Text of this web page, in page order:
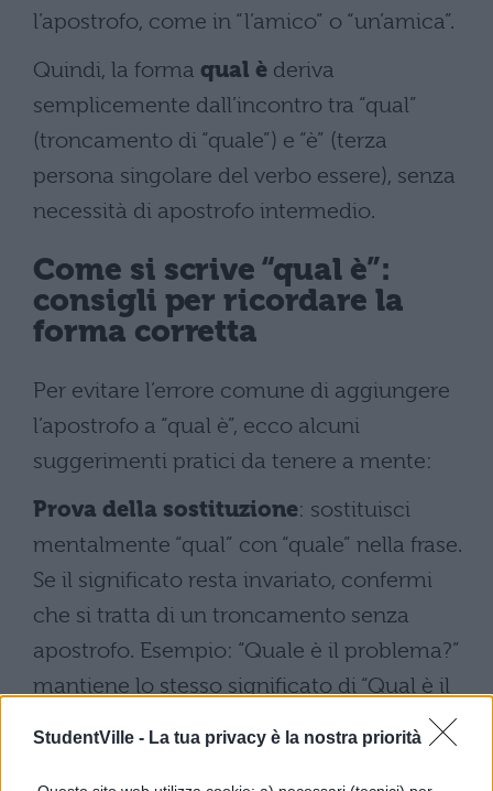
StudentVille - La tua privacy è la nostra priorità
l’apostrofo, come in “l’amico” o “un’amica”.
Quindi, la forma qual è deriva
semplicemente dall’incontro tra “qual”
(troncamento di “quale”) e “è” (terza
persona singolare del verbo essere), senza
necessità di apostrofo intermedio.
Come si scrive “qual è”:
consigli per ricordare la
forma corretta
Per evitare l’errore comune di aggiungere
l’apostrofo a “qual è”, ecco alcuni
suggerimenti pratici da tenere a mente:
Prova della sostituzione: sostituisci
mentalmente “qual” con “quale” nella frase.
Se il significato resta invariato, confermi
che si tratta di un troncamento senza
apostrofo. Esempio: “Quale è il problema?”
mantiene lo stesso significato di “Qual è il